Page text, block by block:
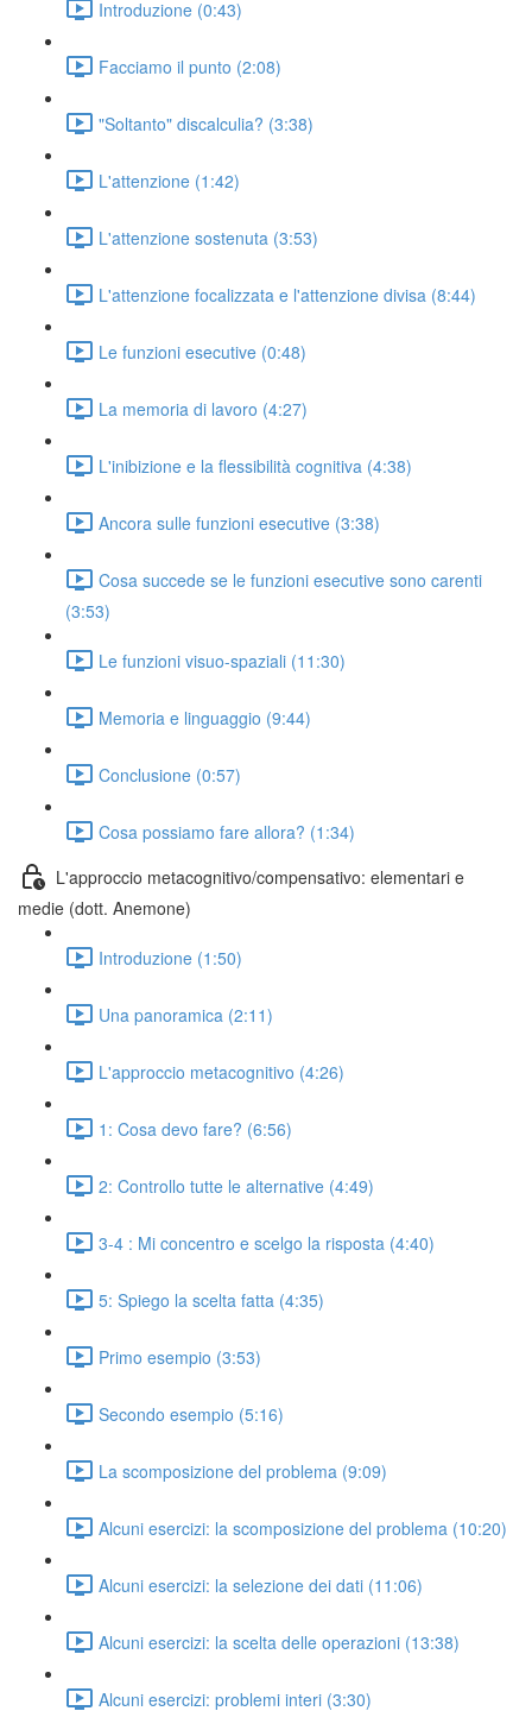
Introduzione (0:43)
Facciamo il punto (2:08)
"Soltanto" discalculia? (3:38)
L'attenzione (1:42)
L'attenzione sostenuta (3:53)
L'attenzione focalizzata e l'attenzione divisa (8:44)
Le funzioni esecutive (0:48)
La memoria di lavoro (4:27)
L'inibizione e la flessibilità cognitiva (4:38)
Ancora sulle funzioni esecutive (3:38)
Cosa succede se le funzioni esecutive sono carenti
(3:53)
Le funzioni visuo-spaziali (11:30)
Memoria e linguaggio (9:44)
Conclusione (0:57)
Cosa possiamo fare allora? (1:34)
L'approccio metacognitivo/compensativo: elementari e
medie (dott. Anemone)
Introduzione (1:50)
Una panoramica (2:11)
L'approccio metacognitivo (4:26)
1: Cosa devo fare? (6:56)
2: Controllo tutte le alternative (4:49)
3-4 : Mi concentro e scelgo la risposta (4:40)
5: Spiego la scelta fatta (4:35)
Primo esempio (3:53)
Secondo esempio (5:16)
La scomposizione del problema (9:09)
Alcuni esercizi: la scomposizione del problema (10:20)
Alcuni esercizi: la selezione dei dati (11:06)
Alcuni esercizi: la scelta delle operazioni (13:38)
Alcuni esercizi: problemi interi (3:30)